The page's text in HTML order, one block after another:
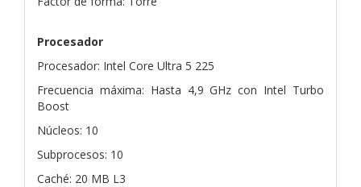
Procesador
Procesador: Intel Core Ultra 5 225
Frecuencia máxima: Hasta 4,9 GHz con Intel Turbo
Boost
Núcleos: 10
Subprocesos: 10
Caché: 20 MB L3